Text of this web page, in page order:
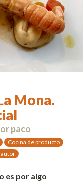
Mona.
paco
Cocina de producto
autor
es por algo